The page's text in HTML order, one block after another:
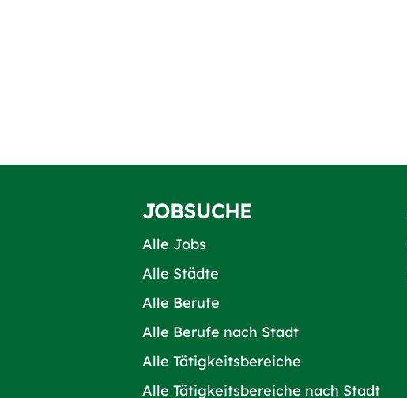
JOBSUCHE
Alle Jobs
Alle Städte
Alle Berufe
Alle Berufe nach Stadt
Alle Tätigkeitsbereiche
Alle Tätigkeitsbereiche nach Stadt